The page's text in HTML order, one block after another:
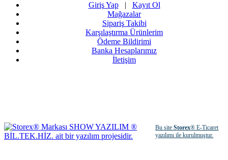
Giriş Yap| Kayıt Ol
Mağazalar
Sipariş Takibi
Karşılaştırma Ürünlerim
Ödeme Bildirimi
Banka Hesaplarımız
İletişim
Bu siteStorex® E-Ticaret
yazılımı ile kurulmuştur.